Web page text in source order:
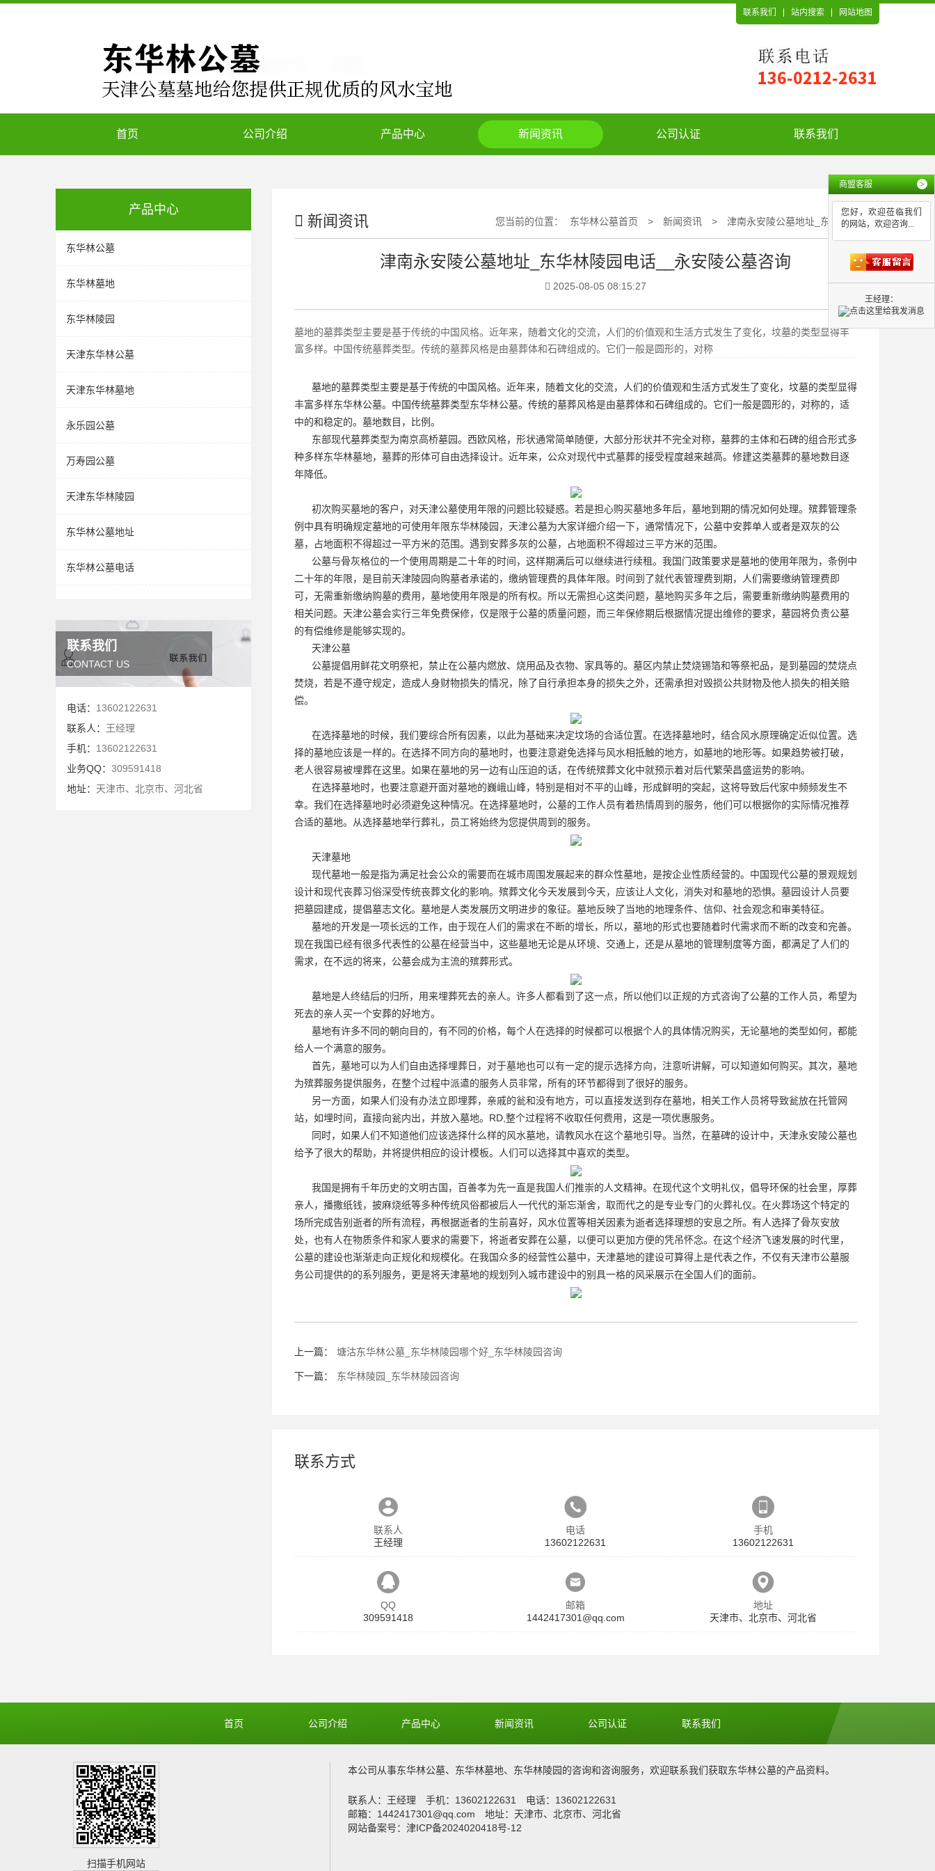
联系我们 站内搜索 网站地图
首页 公司介绍 产品中心 新闻资讯 公司认证 联系我们
产品中心
东华林公墓
东华林墓地
东华林陵园
天津东华林公墓
天津东华林墓地
永乐园公墓
万寿园公墓
天津东华林陵园
东华林公墓地址
东华林公墓电话
联系我们
CONTACT US
电话： 13602122631
联系人： 王经理
手机： 13602122631
业务QQ： 309591418
地址： 天津市、北京市、河北省
新闻资讯 您当前的位置： 东华林公墓首页 > 新闻资讯 > 津南永安陵公墓地址_东华林陵园电话__永安陵公墓咨询
津南永安陵公墓地址_东华林陵园电话__永安陵公墓咨询
2025-08-05 08:15:27
墓地的墓葬类型主要是基于传统的中国风格。近年来，随着文化的交流，人们的价值观和生活方式发生了变化，坟墓的类型显得丰
富多样。中国传统墓葬类型。传统的墓葬风格是由墓葬体和石碑组成的。它们一般是圆形的，对称
墓地的墓葬类型主要是基于传统的中国风格。近年来，随着文化的交流，人们的价值观和生活方式发生了变化，坟墓的类型显得
丰富多样东华林公墓。中国传统墓葬类型东华林公墓。传统的墓葬风格是由墓葬体和石碑组成的。它们一般是圆形的，对称的，适
中的和稳定的。墓地数目，比例。
东部现代墓葬类型为南京高桥墓园。西欧风格，形状通常简单随便，大部分形状并不完全对称，墓葬的主体和石碑的组合形式多
种多样东华林墓地，墓葬的形体可自由选择设计。近年来，公众对现代中式墓葬的接受程度越来越高。修建这类墓葬的墓地数目逐
年降低。
初次购买墓地的客户，对天津公墓使用年限的问题比较疑惑。若是担心购买墓地多年后，墓地到期的情况如何处理。殡葬管理条
例中具有明确规定墓地的可使用年限东华林陵园 ，天津公墓为大家详细介绍一下，通常情况下，公墓中安葬单人或者是双灰的公
墓，占地面积不得超过一平方米的范围。遇到安葬多灰的公墓，占地面积不得超过三平方米的范围。
公墓与骨灰格位的一个使用周期是二十年的时间，这样期满后可以继续进行续租。我国门政策要求是墓地的使用年限为，条例中
二十年的年限，是目前天津陵园向购墓者承诺的，缴纳管理费的具体年限。时间到了就代表管理费到期，人们需要缴纳管理费即
可，无需重新缴纳购墓的费用，墓地使用年限是的所有权。所以无需担心这类问题，墓地购买多年之后，需要重新缴纳购墓费用的
相关问题。天津公墓会实行三年免费保修，仅是限于公墓的质量问题，而三年保修期后根据情况提出维修的要求，墓园将负责公墓
的有偿维修是能够实现的。
天津公墓
公墓提倡用鲜花文明祭祀，禁止在公墓内燃放、烧用品及衣物、家具等的。墓区内禁止焚烧锡箔和等祭祀品，是到墓园的焚烧点
焚烧，若是不遵守规定，造成人身财物损失的情况，除了自行承担本身的损失之外，还需承担对毁损公共财物及他人损失的相关赔
偿。
在选择墓地的时候，我们要综合所有因素，以此为基础来决定坟场的合适位置。在选择墓地时，结合风水原理确定近似位置。选
择的墓地应该是一样的。在选择不同方向的墓地时，也要注意避免选择与风水相抵触的地方，如墓地的地形等。如果趋势被打破，
老人很容易被埋葬在这里。如果在墓地的另一边有山压迫的话，在传统殡葬文化中就预示着对后代繁荣昌盛运势的影响。
在选择墓地时，也要注意避开面对墓地的巍峨山峰，特别是相对不平的山峰，形成鲜明的突起，这将导致后代家中频频发生不
幸。我们在选择墓地时必须避免这种情况。在选择墓地时，公墓的工作人员有着热情周到的服务，他们可以根据你的实际情况推荐
合适的墓地。从选择墓地举行葬礼，员工将始终为您提供周到的服务。
天津墓地
现代墓地一般是指为满足社会公众的需要而在城市周围发展起来的群众性墓地，是按企业性质经营的。中国现代公墓的景观规划
设计和现代丧葬习俗深受传统丧葬文化的影响。殡葬文化今天发展到今天，应该让人文化，消失对和墓地的恐惧。墓园设计人员要
把墓园建成，提倡墓志文化。墓地是人类发展历文明进步的象征。墓地反映了当地的地理条件、信仰、社会观念和审美特征。
墓地的开发是一项长远的工作，由于现在人们的需求在不断的增长，所以，墓地的形式也要随着时代需求而不断的改变和完善。
现在我国已经有很多代表性的公墓在经营当中，这些墓地无论是从环境、交通上，还是从墓地的管理制度等方面，都满足了人们的
需求，在不远的将来，公墓会成为主流的殡葬形式。
墓地是人终结后的归所，用来埋葬死去的亲人。许多人都看到了这一点，所以他们以正规的方式咨询了公墓的工作人员，希望为
死去的亲人买一个安葬的好地方。
墓地有许多不同的朝向目的，有不同的价格，每个人在选择的时候都可以根据个人的具体情况购买，无论墓地的类型如何，都能
给人一个满意的服务。
首先，墓地可以为人们自由选择埋葬日，对于墓地也可以有一定的提示选择方向，注意听讲解，可以知道如何购买。其次，墓地
为殡葬服务提供服务，在整个过程中派遣的服务人员非常，所有的环节都得到了很好的服务。
另一方面，如果人们没有办法立即埋葬，亲戚的瓮和没有地方，可以直接发送到存在墓地，相关工作人员将导致瓮放在托管网
站，如埋时间，直接向瓮内出，并放入墓地。RD,整个过程将不收取任何费用，这是一项优惠服务。
同时，如果人们不知道他们应该选择什么样的风水墓地，请教风水在这个墓地引导。当然，在墓碑的设计中，天津永安陵公墓也
给予了很大的帮助，并将提供相应的设计模板。人们可以选择其中喜欢的类型。
我国是拥有千年历史的文明古国，百善孝为先一直是我国人们推崇的人文精神。在现代这个文明礼仪，倡导环保的社会里，厚葬
亲人，播撒纸钱，披麻烧纸等多种传统风俗都被后人一代代的渐忘渐舍，取而代之的是专业专门的火葬礼仪。在火葬场这个特定的
场所完成告别逝者的所有流程，再根据逝者的生前喜好，风水位置等相关因素为逝者选择理想的安息之所。有人选择了骨灰安放
处，也有人在物质条件和家人要求的需要下，将逝者安葬在公墓，以便可以更加方便的凭吊怀念。在这个经济飞速发展的时代里，
公墓的建设也渐渐走向正规化和规模化。在我国众多的经营性公墓中，天津墓地的建设可算得上是代表之作，不仅有天津市公墓服
务公司提供的的系列服务，更是将天津墓地的规划列入城市建设中的别具一格的风采展示在全国人们的面前。
上一篇： 塘沽东华林公墓_东华林陵园哪个好_东华林陵园咨询
下一篇： 东华林陵园_东华林陵园咨询
联系方式
联系人
王经理
电话
13602122631
手机
13602122631
QQ
309591418
邮箱
1442417301@qq.com
地址
天津市、北京市、河北省
首页 公司介绍 产品中心 新闻资讯 公司认证 联系我们
扫描手机网站
本公司从事东华林公墓、 东华林墓地、 东华林陵园的咨询和咨询服务，欢迎联系我们获取东华林公墓的产品资料。
联系人：王经理 手机：13602122631 电话：13602122631
邮箱：1442417301@qq.com 地址：天津市、北京市、河北省
网站备案号：津ICP备2024020418号-12
商盟客服 >
您好，欢迎莅临我们
的网站，欢迎咨询...
王经理：